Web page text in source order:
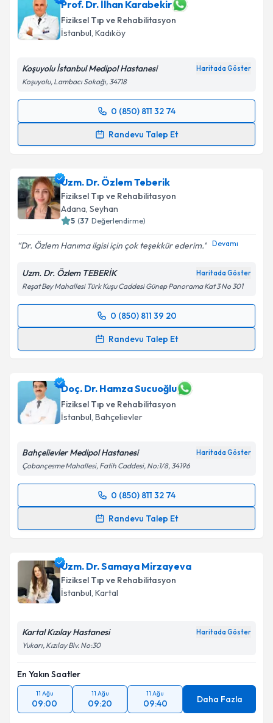
Prof. Dr. İlhan Karabekir
Fiziksel Tıp ve Rehabilitasyon
İstanbul, Kadıköy
Koşuyolu İstanbul Medipol Hastanesi Haritada Göster
Koşuyolu, Lambacı Sokağı, 34718
0 (850) 811 32 74
Randevu Talep Et
Randevu Takvimi Talebi
takvim hazırlandığında e-posta ile bilgilendireceğiz.
E-posta Adresiniz
Kişisel verilerimin işlenmesine ilişkin
Metni 'ni okudum ve kişisel verilerimin belirtilen
kapsamda işlenmesini kabul ediyorum.
Takvim Talebini Gönder
Uzm. Dr. Özlem Teberik
Fiziksel Tıp ve Rehabilitasyon
Adana, Seyhan
5 (37 Değerlendirme)
Dr. Özlem Hanıma ilgisi için çok teşekkür ederim. Devamı
Uzm. Dr. Özlem TEBERİK Haritada Göster
Reşat Bey Mahallesi Türk Kuşu Caddesi Günep Panorama Kat 3 No 301
0 (850) 811 39 20
Randevu Talep Et
Randevu Takvimi Talebi
takvim hazırlandığında e-posta ile bilgilendireceğiz.
E-posta Adresiniz
Kişisel verilerimin işlenmesine ilişkin
Metni'ni okudum ve kişisel verilerimin belirtilen
kapsamda işlenmesini kabul ediyorum.
Takvim Talebini Gönder
Doç. Dr. Hamza Sucuoğlu
Fiziksel Tıp ve Rehabilitasyon
İstanbul, Bahçelievler
Bahçelievler Medipol Hastanesi Haritada Göster
Çobançesme Mahallesi, Fatih Caddesi, No:1/8, 34196
0 (850) 811 32 74
Randevu Talep Et
Randevu Takvimi Talebi
takvim hazırlandığında e-posta ile bilgilendireceğiz.
E-posta Adresiniz
Kişisel verilerimin işlenmesine ilişkin
Metni'ni okudum ve kişisel verilerimin belirtilen
kapsamda işlenmesini kabul ediyorum.
Takvim Talebini Gönder
Uzm. Dr. Samaya Mirzayeva
Fiziksel Tıp ve Rehabilitasyon
İstanbul, Kartal
Kartal Kızılay Hastanesi Haritada Göster
Yukarı, Kızılay Blv. No:30
En Yakın Saatler
11 Ağu
09:00
11 Ağu
09:20
11 Ağu
09:40 Daha Fazla